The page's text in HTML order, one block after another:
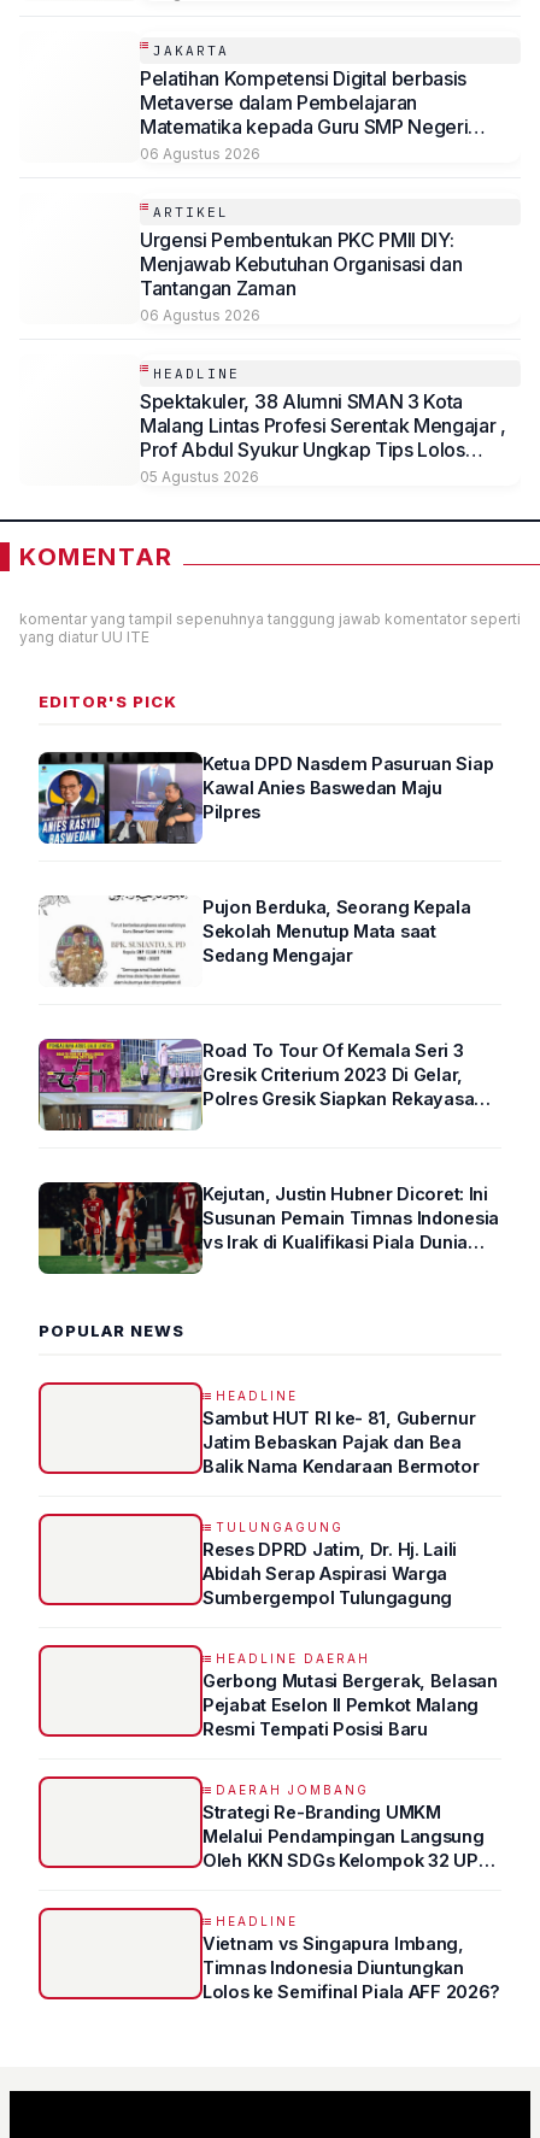
JAKARTA
Pelatihan Kompetensi Digital berbasis
Metaverse dalam Pembelajaran
Matematika kepada Guru SMP Negeri
Jakarta
06 Agustus 2026
ARTIKEL
Urgensi Pembentukan PKC PMII DIY:
Menjawab Kebutuhan Organisasi dan
Tantangan Zaman
06 Agustus 2026
HEADLINE
Spektakuler, 38 Alumni SMAN 3 Kota
Malang Lintas Profesi Serentak Mengajar ,
Prof Abdul Syukur Ungkap Tips Lolos
Fakultas Kedokteran
05 Agustus 2026
KOMENTAR
komentar yang tampil sepenuhnya tanggung jawab komentator seperti
yang diatur UU ITE
EDITOR'S PICK
Ketua DPD Nasdem Pasuruan Siap
Kawal Anies Baswedan Maju
Pilpres
Pujon Berduka, Seorang Kepala
Sekolah Menutup Mata saat
Sedang Mengajar
Road To Tour Of Kemala Seri 3
Gresik Criterium 2023 Di Gelar,
Polres Gresik Siapkan Rekayasa
Kejutan, Justin Hubner Dicoret: Ini
Susunan Pemain Timnas Indonesia
vs Irak di Kualifikasi Piala Dunia
POPULAR NEWS
HEADLINE
Sambut HUT RI ke- 81, Gubernur
Jatim Bebaskan Pajak dan Bea
Balik Nama Kendaraan Bermotor
TULUNGAGUNG
Reses DPRD Jatim, Dr. Hj. Laili
Abidah Serap Aspirasi Warga
Sumbergempol Tulungagung
HEADLINE DAERAH
Gerbong Mutasi Bergerak, Belasan
Pejabat Eselon II Pemkot Malang
Resmi Tempati Posisi Baru
DAERAH JOMBANG
Strategi Re-Branding UMKM
Melalui Pendampingan Langsung
Oleh KKN SDGs Kelompok 32 UPN
HEADLINE
Vietnam vs Singapura Imbang,
Timnas Indonesia Diuntungkan
Lolos ke Semifinal Piala AFF 2026?